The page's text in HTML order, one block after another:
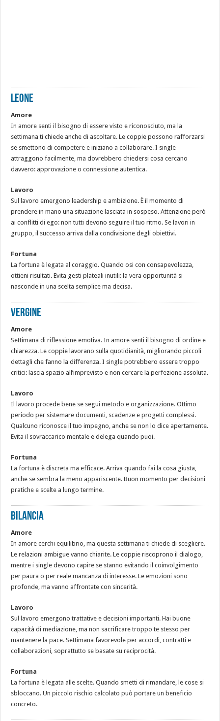
LEONE
Amore
In amore senti il bisogno di essere visto e riconosciuto, ma la
settimana ti chiede anche di ascoltare. Le coppie possono rafforzarsi
se smettono di competere e iniziano a collaborare. I single
attraggono facilmente, ma dovrebbero chiedersi cosa cercano
davvero: approvazione o connessione autentica.
Lavoro
Sul lavoro emergono leadership e ambizione. È il momento di
prendere in mano una situazione lasciata in sospeso. Attenzione però
ai conflitti di ego: non tutti devono seguire il tuo ritmo. Se lavori in
gruppo, il successo arriva dalla condivisione degli obiettivi.
Fortuna
La fortuna è legata al coraggio. Quando osi con consapevolezza,
ottieni risultati. Evita gesti plateali inutili: la vera opportunità si
nasconde in una scelta semplice ma decisa.
VERGINE
Amore
Settimana di riflessione emotiva. In amore senti il bisogno di ordine e
chiarezza. Le coppie lavorano sulla quotidianità, migliorando piccoli
dettagli che fanno la differenza. I single potrebbero essere troppo
critici: lascia spazio all’imprevisto e non cercare la perfezione assoluta.
Lavoro
Il lavoro procede bene se segui metodo e organizzazione. Ottimo
periodo per sistemare documenti, scadenze e progetti complessi.
Qualcuno riconosce il tuo impegno, anche se non lo dice apertamente.
Evita il sovraccarico mentale e delega quando puoi.
Fortuna
La fortuna è discreta ma efficace. Arriva quando fai la cosa giusta,
anche se sembra la meno appariscente. Buon momento per decisioni
pratiche e scelte a lungo termine.
BILANCIA
Amore
In amore cerchi equilibrio, ma questa settimana ti chiede di scegliere.
Le relazioni ambigue vanno chiarite. Le coppie riscoprono il dialogo,
mentre i single devono capire se stanno evitando il coinvolgimento
per paura o per reale mancanza di interesse. Le emozioni sono
profonde, ma vanno affrontate con sincerità.
Lavoro
Sul lavoro emergono trattative e decisioni importanti. Hai buone
capacità di mediazione, ma non sacrificare troppo te stesso per
mantenere la pace. Settimana favorevole per accordi, contratti e
collaborazioni, soprattutto se basate su reciprocità.
Fortuna
La fortuna è legata alle scelte. Quando smetti di rimandare, le cose si
sbloccano. Un piccolo rischio calcolato può portare un beneficio
concreto.